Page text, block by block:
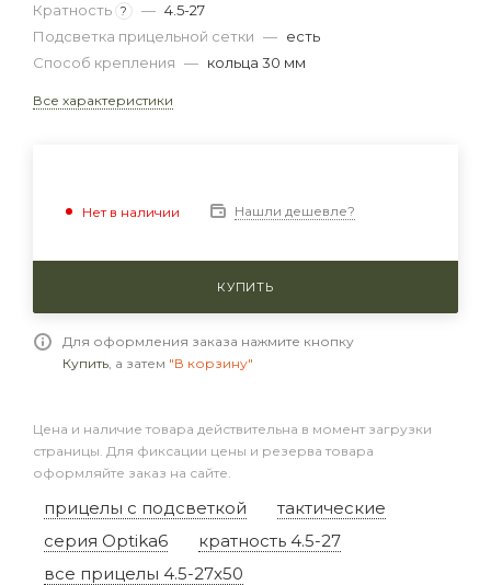
Кратность ? — 4.5-27
Подсветка прицельной сетки — есть
Способ крепления — кольца 30 мм
Все характеристики
Нет в наличии Нашли дешевле?
КУПИТЬ
Для оформления заказа нажмите кнопку
Купить, а затем "В корзину"
Цена и наличие товара действительна в момент загрузки
страницы. Для фиксации цены и резерва товара
оформляйте заказ на сайте.
прицелы с подсветкой
тактические
серия Optika6
кратность 4.5-27
все прицелы 4.5-27x50